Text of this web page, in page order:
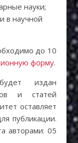
науки;
в научной
до 10
форму.
издан
и статей
оставляет
публикации.
авторами: 05